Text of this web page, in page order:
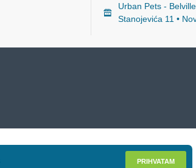
Urban Pets -
Stanojevića 11 •
PRIHVATAM